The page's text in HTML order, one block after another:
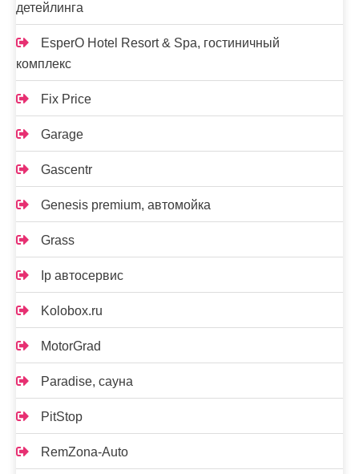
детейлинга
EsperO Hotel Resort & Spa, гостиничный
комплекс
Fix Price
Garage
Gascentr
Genesis premium, автомойка
Grass
Ip автосервис
Kolobox.ru
MotorGrad
Paradise, сауна
PitStop
RemZona-Auto